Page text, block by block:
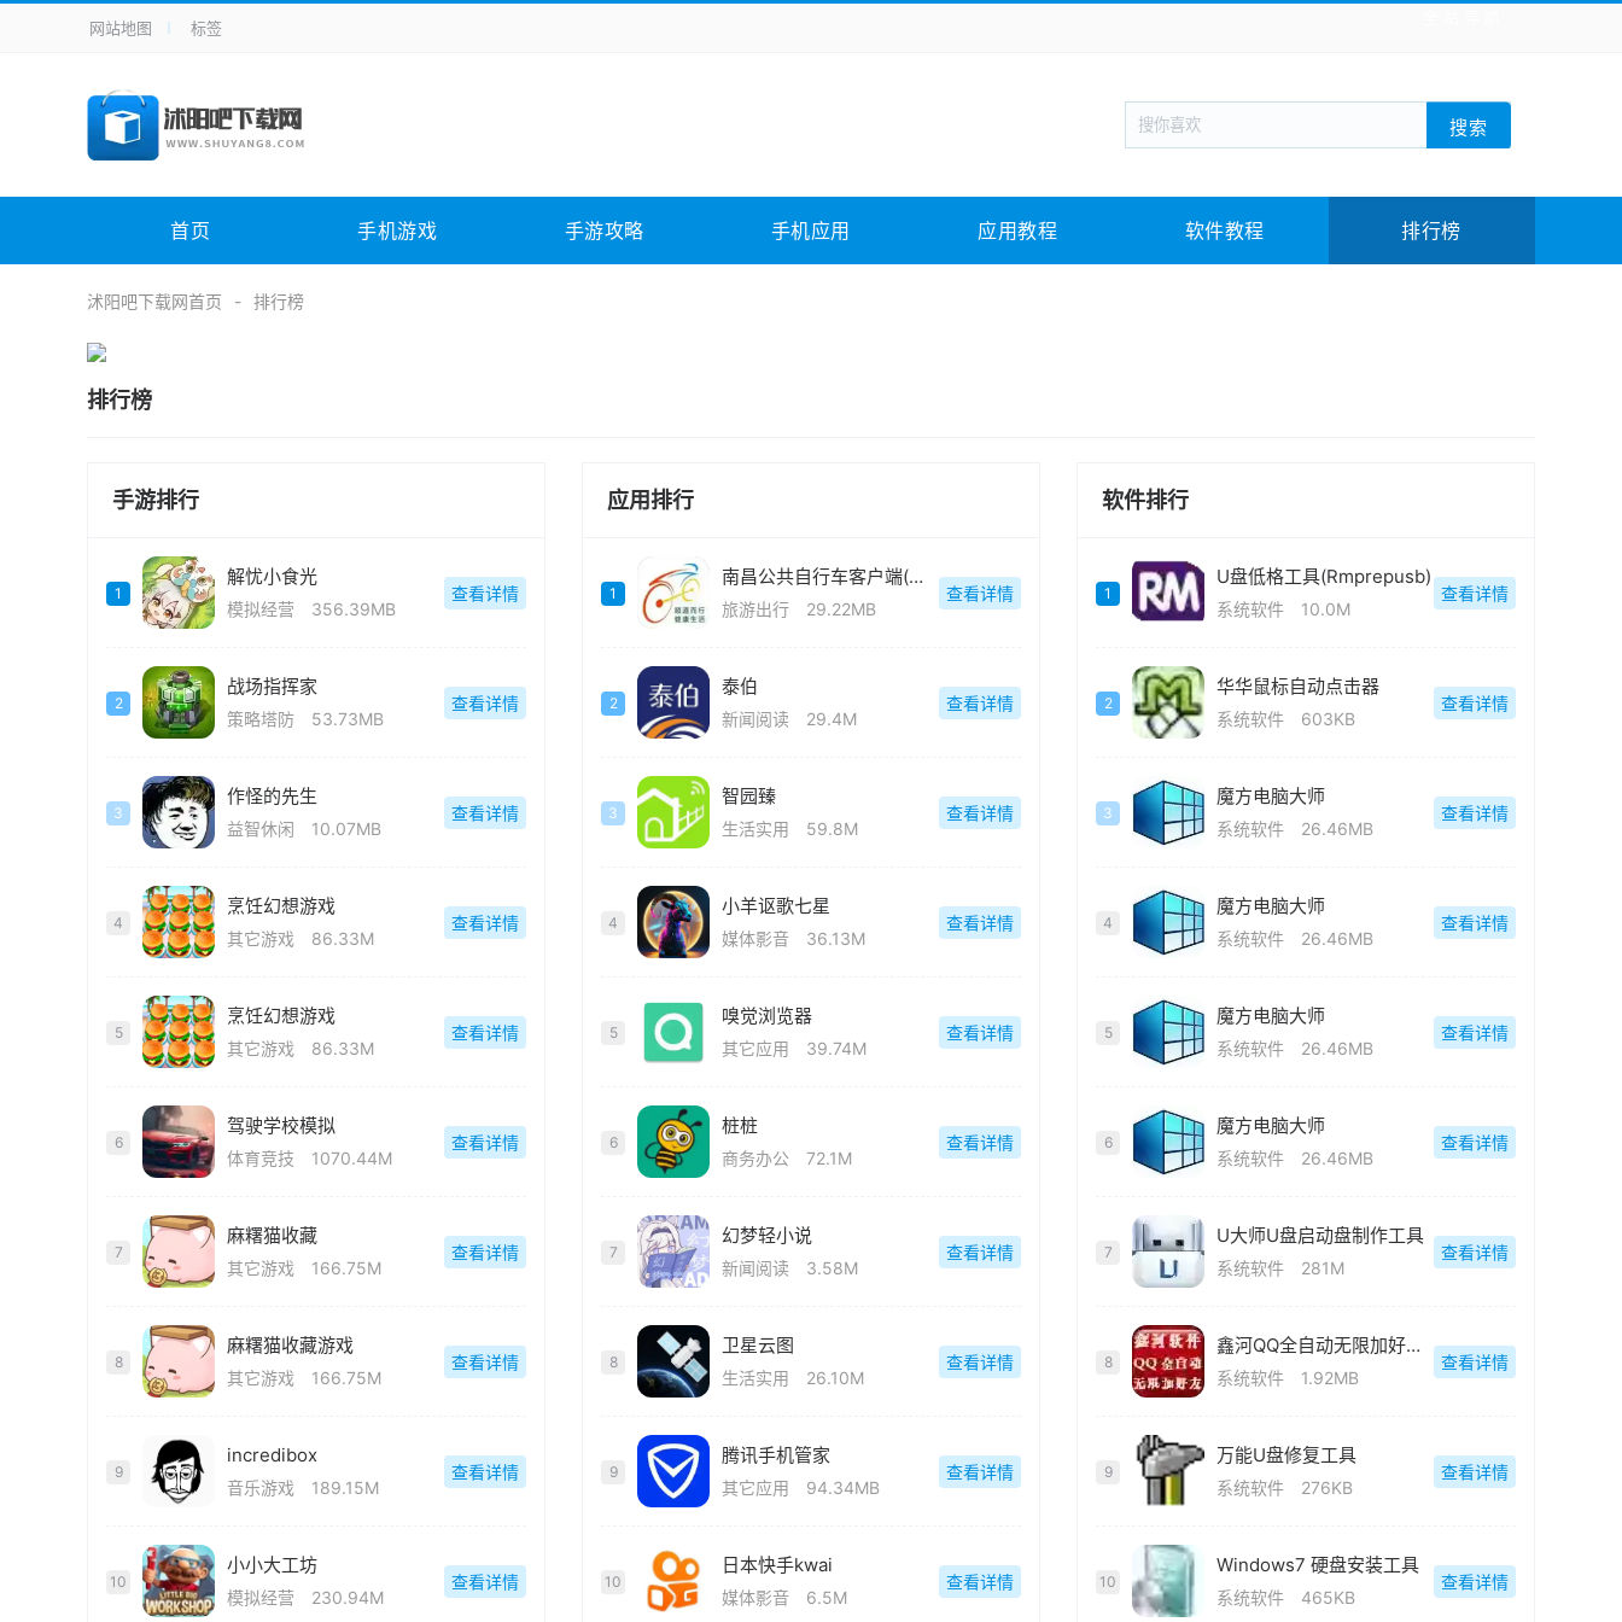
手机应用 新闻阅读 旅游出行 生活实用
手机游戏 H5游戏 回合网游 战棋游戏 枪战射击
电脑软件 其它类别 图形软件 安全相关 应用软件 影音软件 插件下载 教育教学 游戏娱乐 系统软件 素材下载
未分类 综合其它
网站地图 标签
搜索
首页 手机游戏 手游攻略 手机应用 应用教程 软件教程 排行榜
沭阳吧下载网首页 排行榜
排行榜
手游排行
1
解忧小食光
模拟经营 356.39MB
查看详情
2
战场指挥家
策略塔防 53.73MB
查看详情
3
作怪的先生
益智休闲 10.07MB
查看详情
4
烹饪幻想游戏
其它游戏 86.33M
查看详情
5
烹饪幻想游戏
其它游戏 86.33M
查看详情
6
驾驶学校模拟
体育竞技 1070.44M
查看详情
7
麻糬猫收藏
其它游戏 166.75M
查看详情
8
麻糬猫收藏游戏
其它游戏 166.75M
查看详情
9
incredibox
音乐游戏 189.15M
查看详情
10
小小大工坊
模拟经营 230.94M
查看详情
应用排行
1
南昌公共自行车客户端(洪城乐骑行)
旅游出行 29.22MB
查看详情
2
泰伯
新闻阅读 29.4M
查看详情
3
智园臻
生活实用 59.8M
查看详情
4
小羊讴歌七星
媒体影音 36.13M
查看详情
5
嗅觉浏览器
其它应用 39.74M
查看详情
6
桩桩
商务办公 72.1M
查看详情
7
幻梦轻小说
新闻阅读 3.58M
查看详情
8
卫星云图
生活实用 26.10M
查看详情
9
腾讯手机管家
其它应用 94.34MB
查看详情
10
日本快手kwai
媒体影音 6.5M
查看详情
软件排行
1
U盘低格工具(Rmprepusb)
系统软件 10.0M
查看详情
2
华华鼠标自动点击器
系统软件 603KB
查看详情
3
魔方电脑大师
系统软件 26.46MB
查看详情
4
魔方电脑大师
系统软件 26.46MB
查看详情
5
魔方电脑大师
系统软件 26.46MB
查看详情
6
魔方电脑大师
系统软件 26.46MB
查看详情
7
U大师U盘启动盘制作工具
系统软件 281M
查看详情
8
鑫河QQ全自动无限加好友神器
系统软件 1.92MB
查看详情
9
万能U盘修复工具
系统软件 276KB
查看详情
10
Windows7 硬盘安装工具
系统软件 465KB
查看详情